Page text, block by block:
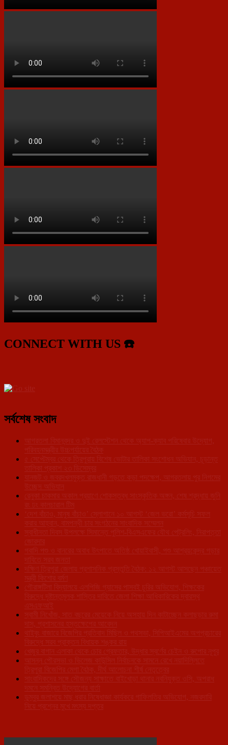
CONNECT WITH US ☎️
সর্বশেষ সংবাদ
আগরতলা বিমানবন্দর ও দুই রেলস্টেশন থেকে অ্যাপ-ক্যাব পরিষেবার উদ্যোগ,
পরিবহনমন্ত্রীর উচ্চপর্যায়ের বৈঠক
৫ সেপ্টেম্বর থেকে ত্রিপুরায় বিশেষ ভোটার তালিকা সংশোধন অভিযান, চূড়ান্ত
তালিকা প্রকাশ ২৩ ডিসেম্বর
যানজট ও জবরদখলমুক্ত রাজধানী গড়তে কড়া পদক্ষেপ, আগরতলায় পুর নিগমের
উচ্ছেদ অভিযান
রেনুকা চাকমার অকাল প্রয়াণে শোকস্তব্ধ সাংস্কৃতিক অঙ্গন, শেষ শ্রদ্ধায় জুনি
রং ঢং কালচারাল টিম
‘দেশ বাঁচাও, মানুষ বাঁচাও’ স্লোগানে ১০ আগস্ট ‘জেল ভরো’ কর্মসূচি সফল
করার আহ্বান, বামপন্থী চার সংগঠনের সাংবাদিক সম্মেলন
স্বাধীনতা দিবস উপলক্ষে সিমান্তে পুলিশ-বিএসএফের যৌথ পেট্রলিং, নিরাপত্তা
জোরদার
গবাদি পশু ও বানরের অবাধ উৎপাতে অতিষ্ঠ খোয়াইবাসী, পশু আশ্রয়কেন্দ্র গড়ার
দাবিতে সরব জনতা
দক্ষিণ ত্রিপুরা জেলায় প্রশাসনিক প্রস্তুতি বৈঠক: ১২ আগস্ট আসছেন পঞ্চায়েত
মন্ত্রী কিশোর বর্মণ
গৌরাঙ্গটিলা বিদ্যালয়ে এলপিজি গ্যাসের পাসবই চুরির অভিযোগ, শিক্ষকের
বিরুদ্ধে দৃষ্টান্তমূলক শাস্তির দাবিতে জেলা শিক্ষা আধিকারিকের দ্বারস্থ
এসএফআই
স্বামী নিখোঁজ, সাত বছরের মেয়েকে নিয়ে অসহায় দিন কাটাচ্ছেন কলাছড়ার রুমা
দাস, প্রশাসনের হস্তক্ষেপের আবেদন
থাইবুং বাজারে বিজেপির প্রতিবাদ মিছিল ও পথসভা, সিপিআইএমের অপপ্রচারের
বিরুদ্ধে সরব প্রাক্তন বিধায়ক শঙ্কর রায়
খেজুর বাগান এলাকা থেকে চোর গ্রেফতার, উদ্ধার স্বর্ণের চেইন ও রুপোর নূপুর
আসন্ন পৌরসভা ও ভিলেজ কাউন্সিল নির্বাচনকে সামনে রেখে নয়াদিল্লিতে
ত্রিপুরা বিজেপির মেগা বৈঠক, দীর্ঘ আলোচনা শীর্ষ নেতৃত্বের
সাংবাদিকদের সঙ্গে সৌজন্য সাক্ষাতে বাইখোড়া থানার নবনিযুক্ত ওসি, অপরাধ
দমনে সমন্বিত উদ্যোগের বার্তা
ডুম্বুর জলাশয়ে মাছ ধরার নিষেধাজ্ঞা কার্যকরে গাফিলতির অভিযোগ, নজরদারি
নিয়ে প্রশ্নের মুখে মৎস্য দপ্তর